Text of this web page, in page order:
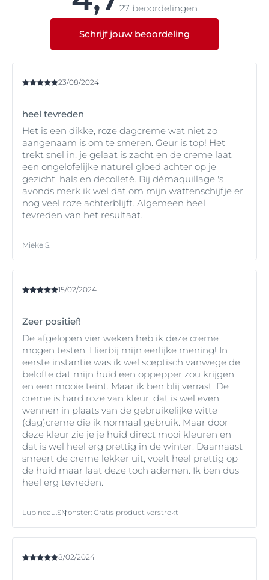
27 beoordelingen
Schrijf jouw beoordeling
23/08/2024
heel tevreden
Het is een dikke, roze dagcreme wat niet zo
aangenaam is om te smeren. Geur is top! Het
trekt snel in, je gelaat is zacht en de creme laat
een ongelofelijke naturel gloed achter op je
gezicht, hals en decolleté. Bij démaquillage 's
avonds merk ik wel dat om mijn wattenschijfje er
nog veel roze achterblijft. Algemeen heel
tevreden van het resultaat.
Mieke S.
15/02/2024
Zeer positief!
De afgelopen vier weken heb ik deze creme
mogen testen. Hierbij mijn eerlijke mening! In
eerste instantie was ik wel sceptisch vanwege de
belofte dat mijn huid een oppepper zou krijgen
en een mooie teint. Maar ik ben blij verrast. De
creme is hard roze van kleur, dat is wel even
wennen in plaats van de gebruikelijke witte
(dag)creme die ik normaal gebruik. Maar door
deze kleur zie je je huid direct mooi kleuren en
dat is wel heel erg prettig in de winter. Daarnaast
smeert de creme lekker uit, voelt heel prettig op
de huid maar laat deze toch ademen. Ik ben dus
heel erg tevreden.
Lubineau.SMonster: Gratis product verstrekt
8/02/2024